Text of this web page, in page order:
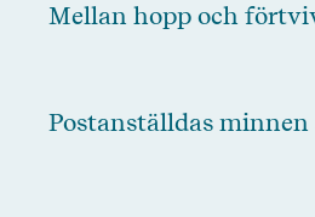
Mellan hopp och
Postanställdas